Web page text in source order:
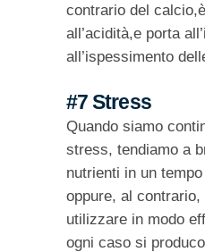
contrario del
all’acidità,e porta
all’ispessimento
#7 Stress
Quando siamo
stress, tendiamo a
nutrienti in un
oppure, al
utilizzare in modo
ogni caso si